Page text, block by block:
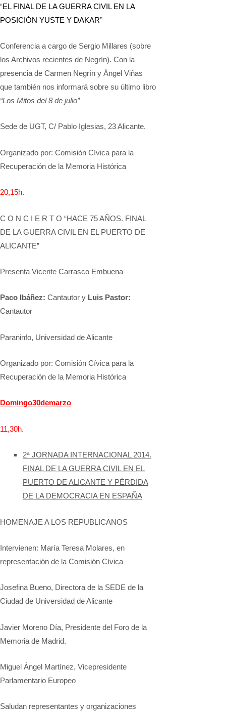
“EL FINAL DE LA GUERRA CIVIL EN LA
POSICIÓN YUSTE Y DAKAR”
Conferencia a cargo de Sergio Millares (sobre
los Archivos recientes de Negrín). Con la
presencia de Carmen Negrín y Ángel Viñas
que también nos informará sobre su último libro
“Los Mitos del 8 de julio”
Sede de UGT, C/ Pablo Iglesias, 23 Alicante.
Organizado por: Comisión Cívica para la
Recuperación de la Memoria Histórica
20,15h.
C O N C I E R T O “HACE 75 AÑOS. FINAL
DE LA GUERRA CIVIL EN EL PUERTO DE
ALICANTE”
Presenta Vicente Carrasco Embuena
Paco Ibáñez: Cantautor y Luis Pastor:
Cantautor
Paraninfo, Universidad de Alicante
Organizado por: Comisión Cívica para la
Recuperación de la Memoria Histórica
Domingo30demarzo
11,30h.
2ª JORNADA INTERNACIONAL 2014.
FINAL DE LA GUERRA CIVIL EN EL
PUERTO DE ALICANTE Y PÉRDIDA
DE LA DEMOCRACIA EN ESPAÑA
HOMENAJE A LOS REPUBLICANOS
Intervienen: María Teresa Molares, en
representación de la Comisión Cívica
Josefina Bueno, Directora de la SEDE de la
Ciudad de Universidad de Alicante
Javier Moreno Día, Presidente del Foro de la
Memoria de Madrid.
Miguel Ángel Martínez, Vicepresidente
Parlamentario Europeo
Saludan representantes y organizaciones